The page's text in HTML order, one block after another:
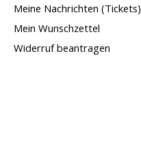
Meine Nachrichten (Tickets)
Mein Wunschzettel
Widerruf beantragen